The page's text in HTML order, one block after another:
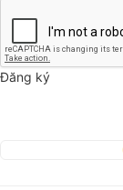
Đăng ký